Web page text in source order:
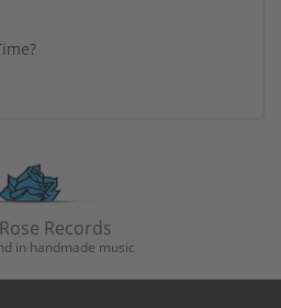
Records
in handmade music